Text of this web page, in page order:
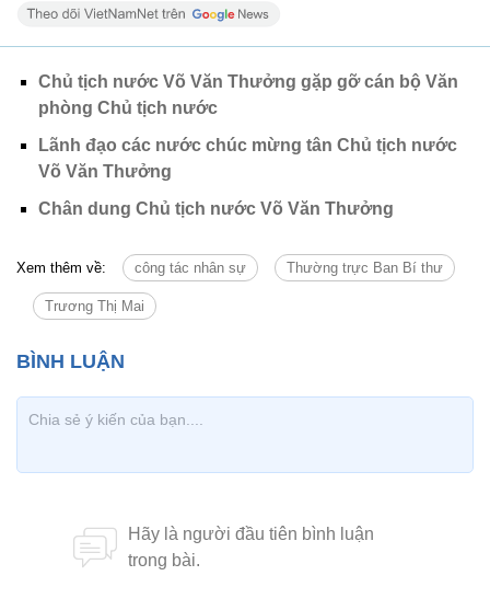
Chủ tịch nước Võ Văn Thưởng gặp gỡ cán bộ Văn
phòng Chủ tịch nước
Lãnh đạo các nước chúc mừng tân Chủ tịch nước
Võ Văn Thưởng
Chân dung Chủ tịch nước Võ Văn Thưởng
Xem thêm về: công tác nhân sự Thường trực Ban Bí thư
Trương Thị Mai